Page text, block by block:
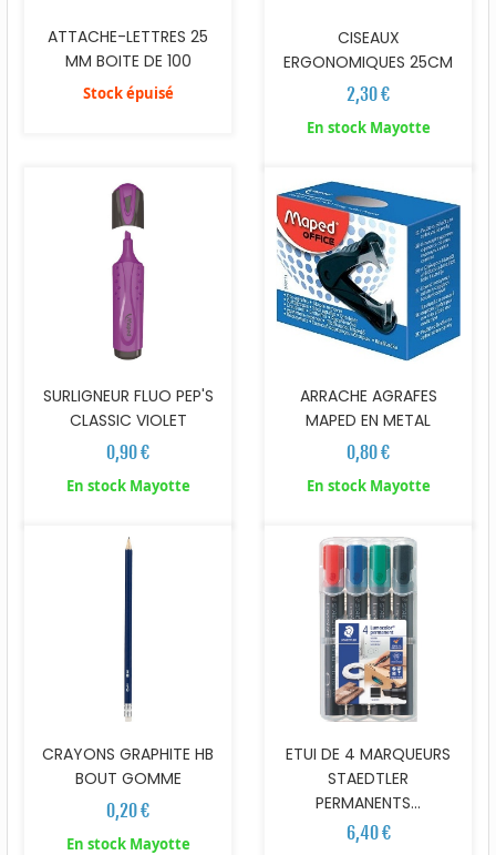
ATTACHE-LETTRES 25
MM BOITE DE 100
Stock épuisé
CISEAUX
ERGONOMIQUES 25CM
2,30 €
En stock Mayotte
SURLIGNEUR FLUO PEP'S
CLASSIC VIOLET
0,90 €
En stock Mayotte
ARRACHE AGRAFES
MAPED EN METAL
0,80 €
En stock Mayotte
CRAYONS GRAPHITE HB
BOUT GOMME
0,20 €
En stock Mayotte
ETUI DE 4 MARQUEURS
STAEDTLER
PERMANENTS...
6,40 €